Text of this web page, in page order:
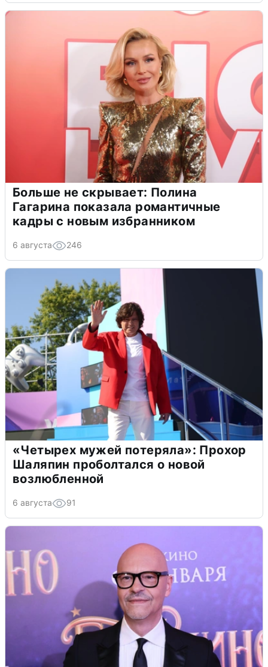
Больше не скрывает: Полина
Гагарина показала романтичные
кадры с новым избранником
6 августа 246
«Четырех мужей потеряла»: Прохор
Шаляпин проболтался о новой
возлюбленной
6 августа 91